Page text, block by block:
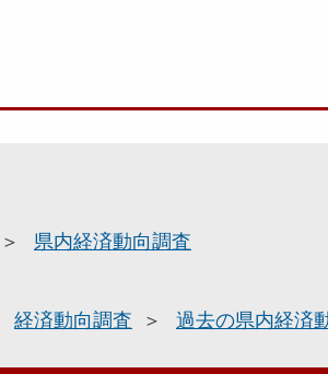
県内経済動向調査
経済動向調査 過去の県内経済